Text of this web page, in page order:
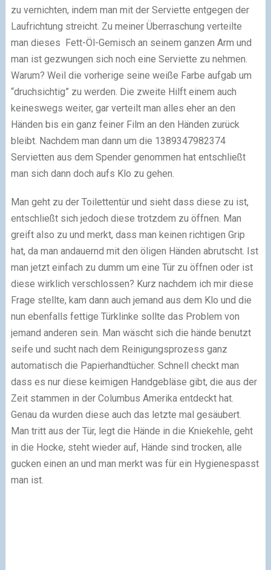
zu vernichten, indem man mit der Serviette entgegen der
Laufrichtung streicht. Zu meiner Überraschung verteilte
man dieses Fett-Öl-Gemisch an seinem ganzen Arm und
man ist gezwungen sich noch eine Serviette zu nehmen.
Warum? Weil die vorherige seine weiße Farbe aufgab um
“druchsichtig” zu werden. Die zweite Hilft einem auch
keineswegs weiter, gar verteilt man alles eher an den
Händen bis ein ganz feiner Film an den Händen zurück
bleibt. Nachdem man dann um die 1389347982374
Servietten aus dem Spender genommen hat entschließt
man sich dann doch aufs Klo zu gehen.
Man geht zu der Toilettentür und sieht dass diese zu ist,
entschließt sich jedoch diese trotzdem zu öffnen. Man
greift also zu und merkt, dass man keinen richtigen Grip
hat, da man andauernd mit den öligen Händen abrutscht. Ist
man jetzt einfach zu dumm um eine Tür zu öffnen oder ist
diese wirklich verschlossen? Kurz nachdem ich mir diese
Frage stellte, kam dann auch jemand aus dem Klo und die
nun ebenfalls fettige Türklinke sollte das Problem von
jemand anderen sein. Man wäscht sich die hände benutzt
seife und sucht nach dem Reinigungsprozess ganz
automatisch die Papierhandtücher. Schnell checkt man
dass es nur diese keimigen Handgebläse gibt, die aus der
Zeit stammen in der Columbus Amerika entdeckt hat.
Genau da wurden diese auch das letzte mal gesäubert.
Man tritt aus der Tür, legt die Hände in die Kniekehle, geht
in die Hocke, steht wieder auf, Hände sind trocken, alle
gucken einen an und man merkt was für ein Hygienespasst
man ist.